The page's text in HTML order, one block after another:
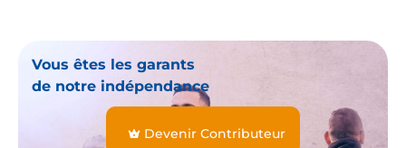
Vous êtes les garants
de notre indépendance
Devenir Contributeur